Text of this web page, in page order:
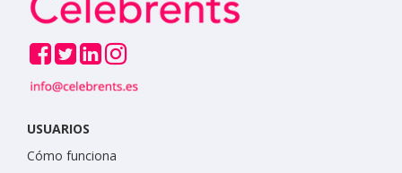
USUARIOS
Cómo funciona